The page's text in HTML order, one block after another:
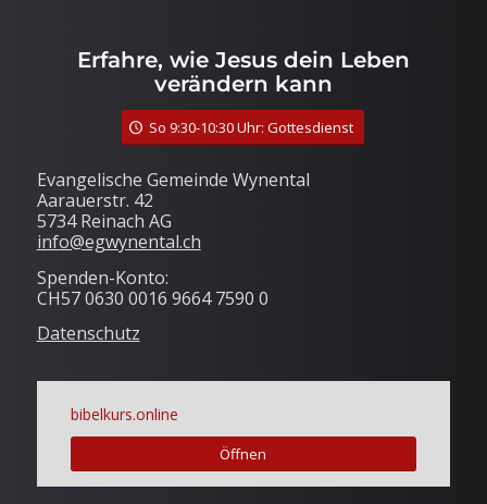
Erfahre, wie Jesus dein Leben
verändern kann
So 9:30-10:30 Uhr: Gottesdienst
Evangelische Gemeinde Wynental
Aarauerstr. 42
5734 Reinach AG
info@egwynental.ch
Spenden-Konto:
CH57 0630 0016 9664 7590 0
Datenschutz
bibelkurs.online
Öffnen